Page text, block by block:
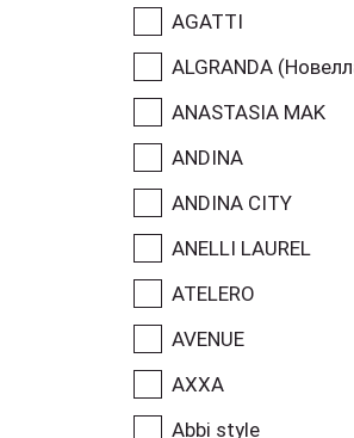
AGATTI
ALGRANDA
ANASTASIA MAK
ANDINA
ANDINA CITY
ANELLI LAUREL
ATELERO
AVENUE
AXXA
Abbi style